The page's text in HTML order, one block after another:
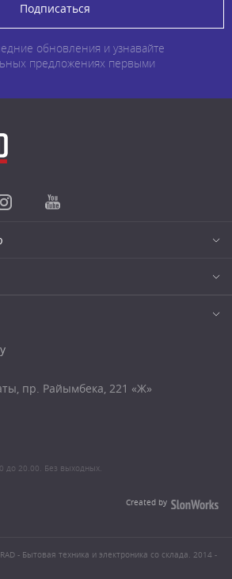
Подписаться
обновления и узнавайте
предложениях первыми
пр. Райымбека, 221 «Ж»
до 20.00. Без выходных.
Created by
- Бытовая техника и электроника со склада. 2014 -